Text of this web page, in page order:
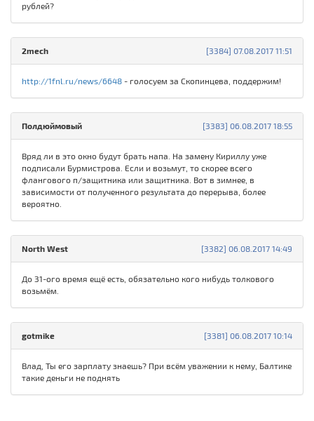
рублей?
[3384] 07.08.2017 11:51
2mech
http://1fnl.ru/news/6648 - голосуем за Скопинцева, поддержим!
[3383] 06.08.2017 18:55
Полдюймовый
Вряд ли в это окно будут брать напа. На замену Кириллу уже
подписали Бурмистрова. Если и возьмут, то скорее всего
флангового п/защитника или защитника. Вот в зимнее, в
зависимости от полученного результата до перерыва, более
вероятно.
[3382] 06.08.2017 14:49
North West
До 31-ого время ещё есть, обязательно кого нибудь толкового
возьмём.
[3381] 06.08.2017 10:14
gotmike
Влад, Ты его зарплату знаешь? При всём уважении к нему, Балтике
такие деньги не поднять